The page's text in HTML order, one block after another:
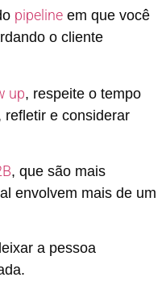
pipeline em que você
o cliente
up, respeite o tempo
refletir e considerar
, que são mais
envolvem mais de um
a pessoa